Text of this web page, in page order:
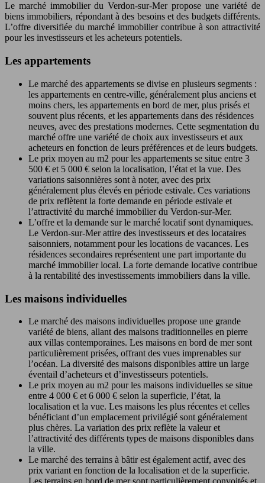
Le marché immobilier du Verdon-sur-Mer propose une variété de
biens immobiliers, répondant à des besoins et des budgets différents.
L’offre diversifiée du marché immobilier contribue à son attractivité
pour les investisseurs et les acheteurs potentiels.
Les appartements
Le marché des appartements se divise en plusieurs segments :
les appartements en centre-ville, généralement plus anciens et
moins chers, les appartements en bord de mer, plus prisés et
souvent plus récents, et les appartements dans des résidences
neuves, avec des prestations modernes. Cette segmentation du
marché offre une variété de choix aux investisseurs et aux
acheteurs en fonction de leurs préférences et de leurs budgets.
Le prix moyen au m2 pour les appartements se situe entre 3
500 € et 5 000 € selon la localisation, l’état et la vue. Des
variations saisonnières sont à noter, avec des prix
généralement plus élevés en période estivale. Ces variations
de prix reflètent la forte demande en période estivale et
l’attractivité du marché immobilier du Verdon-sur-Mer.
L’offre et la demande sur le marché locatif sont dynamiques.
Le Verdon-sur-Mer attire des investisseurs et des locataires
saisonniers, notamment pour les locations de vacances. Les
résidences secondaires représentent une part importante du
marché immobilier local. La forte demande locative contribue
à la rentabilité des investissements immobiliers dans la ville.
Les maisons individuelles
Le marché des maisons individuelles propose une grande
variété de biens, allant des maisons traditionnelles en pierre
aux villas contemporaines. Les maisons en bord de mer sont
particulièrement prisées, offrant des vues imprenables sur
l’océan. La diversité des maisons disponibles attire un large
éventail d’acheteurs et d’investisseurs potentiels.
Le prix moyen au m2 pour les maisons individuelles se situe
entre 4 000 € et 6 000 € selon la superficie, l’état, la
localisation et la vue. Les maisons les plus récentes et celles
bénéficiant d’un emplacement privilégié sont généralement
plus chères. La variation des prix reflète la valeur et
l’attractivité des différents types de maisons disponibles dans
la ville.
Le marché des terrains à bâtir est également actif, avec des
prix variant en fonction de la localisation et de la superficie.